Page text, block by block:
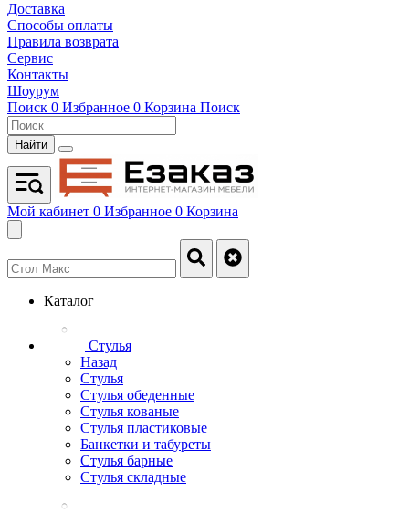
Доставка
Способы оплаты
Правила возврата
Сервис
Контакты
Шоурум
Поиск 0 Избранное 0 Корзина Поиск
Найти
Мой кабинет 0 Избранное 0 Корзина
Каталог
Стулья
Назад
Стулья
Стулья обеденные
Стулья кованые
Стулья пластиковые
Банкетки и табуреты
Стулья барные
Стулья складные